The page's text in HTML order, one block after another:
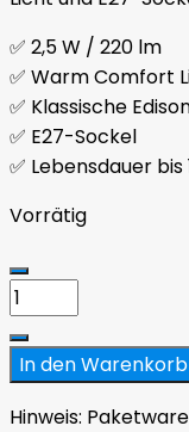
✅ 2,5 W / 220 lm
✅ Warm Comfort
✅ Klassische
✅ E27-Sockel
✅ Lebensdauer bis
Vorrätig
Osram
Vintage
1906
Edison
22
In den Warenkorb
Hinweis: